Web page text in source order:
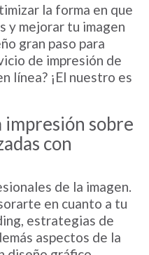
la forma en que
y mejorar tu imagen
gran paso para
de impresión de
línea? ¡El nuestro es
impresión sobre
con
de la imagen.
en cuanto a tu
estrategias de
aspectos de la